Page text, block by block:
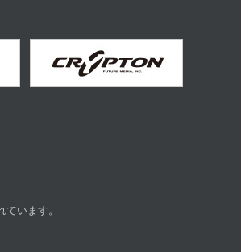
います。